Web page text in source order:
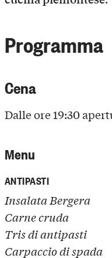
Programma
Cena
Dalle ore 19:30
Menu
ANTIPASTI
Insalata Bergera
Carne cruda
Tris di antipasti
Carpaccio di spada